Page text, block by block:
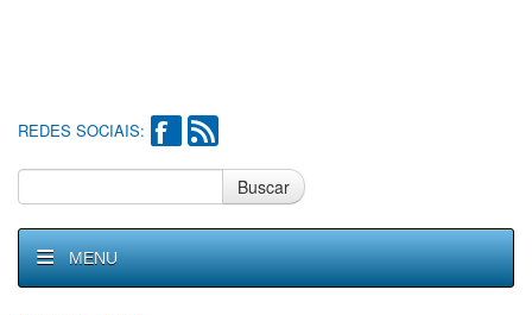
REDES SOCIAIS:
Buscar
MENU